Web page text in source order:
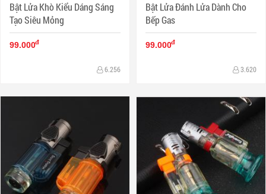
Bật Lửa Khò Kiểu Dáng Sáng
Tạo Siêu Mỏng
99.000đ
6.256
Bật Lửa Đánh Lửa Dành Cho
Bếp Gas
99.000đ
3.620